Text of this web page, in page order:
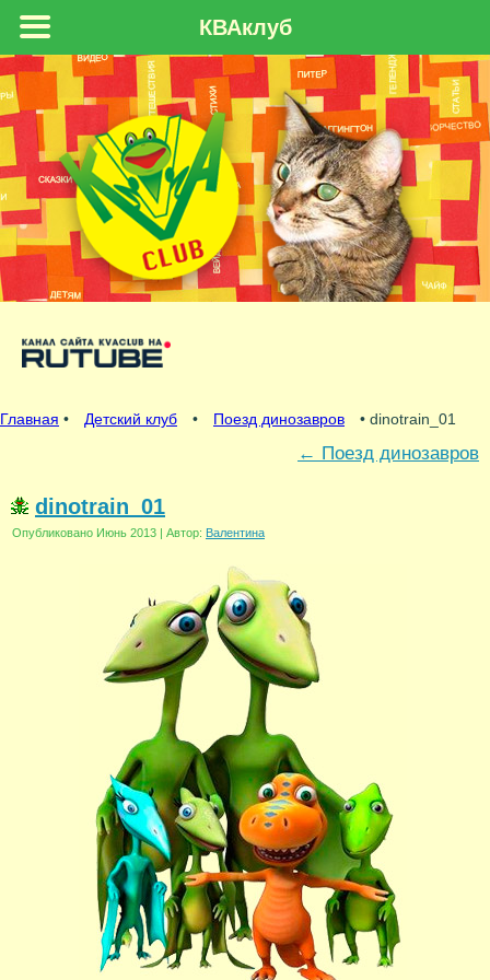
Главная • Детский клуб • Поезд динозавров • dinotrain_01
← Поезд динозавров
dinotrain_01
Опубликовано Июнь 2013 | Автор: Валентина
КВАклуб